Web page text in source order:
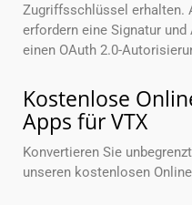
Zugriffsschlüssel erhalten.
erfordern eine Signatur
einen OAuth 2.0-
Kostenlose
Apps für VTX
Konvertieren Sie
unseren kostenlosen